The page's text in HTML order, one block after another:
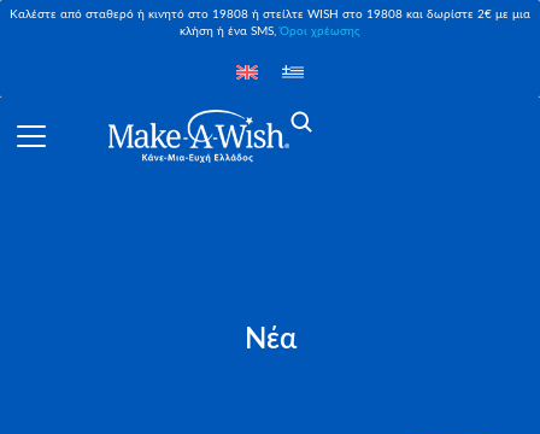
Καλέστε από σταθερό ή κινητό στο 19808 ή στείλτε WISH στο 19808 και δωρίστε 2€ με μια
κλήση ή ένα SMS,Όροι χρέωσης
Νέα